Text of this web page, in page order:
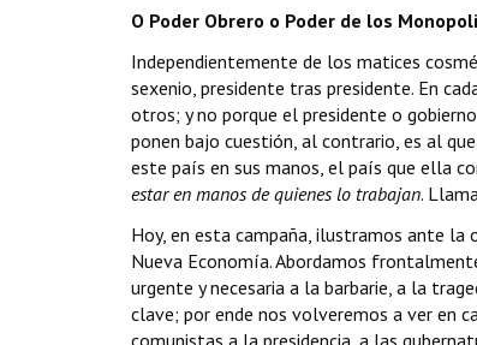
O Poder Obrero o Poder de los
Independientemente de los matices
sexenio, presidente tras presidente. En
otros; y no porque el presidente o
ponen bajo cuestión, al contrario, es al
este país en sus manos, el país que ella
estar en manos de quienes lo trabajan.
Hoy, en esta campaña, ilustramos ante la
Nueva Economía. Abordamos
urgente y necesaria a la barbarie, a la
clave; por ende nos volveremos a ver en